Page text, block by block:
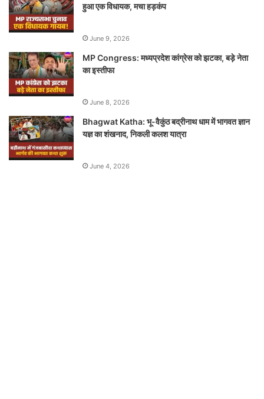
हुआ एक विधायक, मचा हड़कंप
June 9, 2026
MP Congress: मध्यप्रदेश कांग्रेस को झटका, बड़े नेता
का इस्तीफा
June 8, 2026
Bhagwat Katha: भू-वैकुंठ बद्रीनाथ धाम में भागवत ज्ञान
यज्ञ का शंखनाद, निकली कलश यात्रा
June 4, 2026